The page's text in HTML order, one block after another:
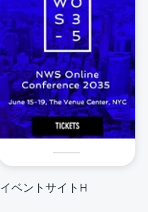
イベントサイトH